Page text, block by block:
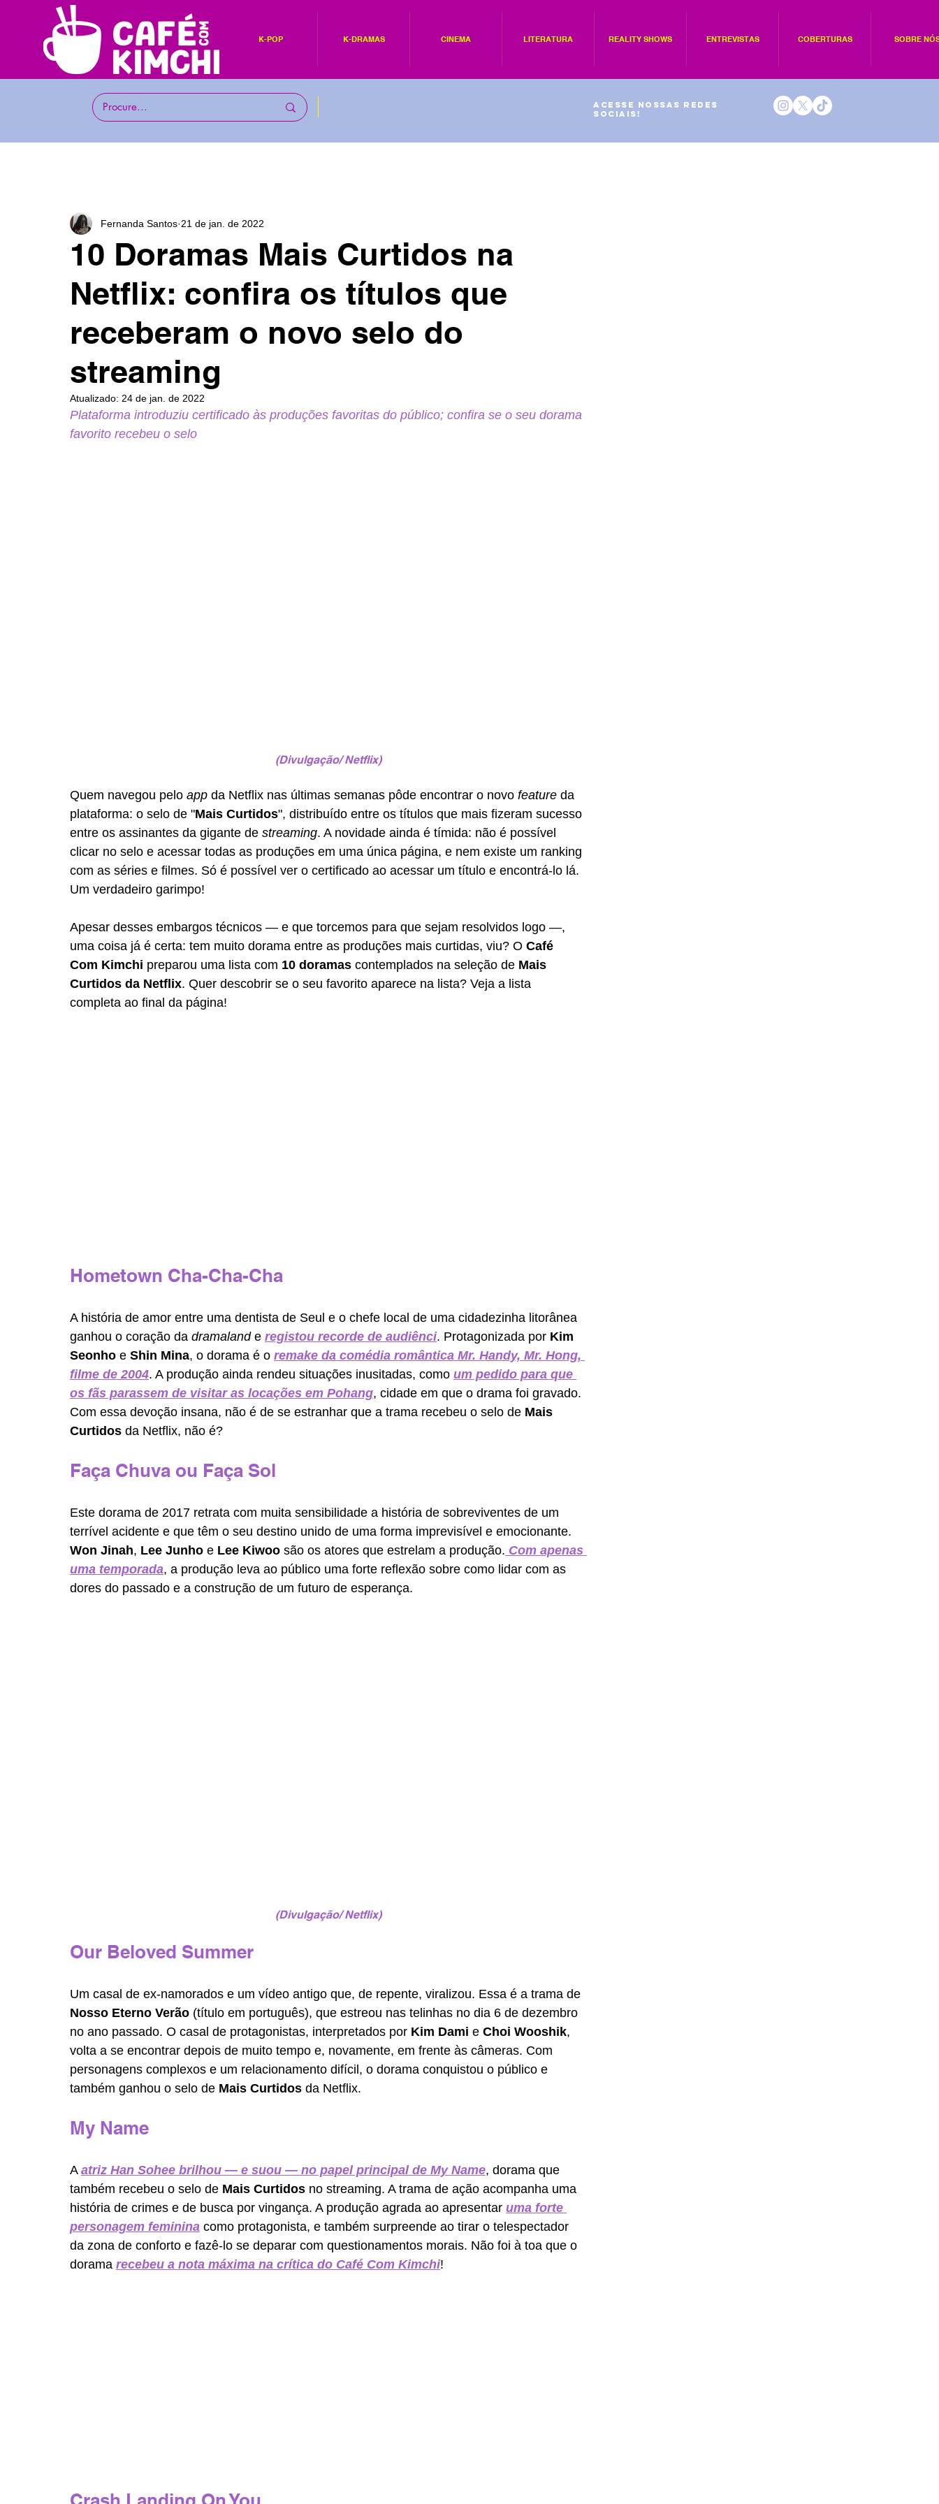
K-POP K-DRAMAS CINEMA LITERATURA REALITY SHOWS ENTREVISTAS COBERTURAS SOBRE
Acesse nossas redes
sociais!
10 Doramas Mais Curtidos na
Netflix: confira os títulos que
receberam o novo selo do
streaming
Fernanda Santos 21 de jan. de 2022
Atualizado: 24 de jan. de 2022
Plataforma introduziu certificado às produções favoritas do público; confira se o seu dorama
favorito recebeu o selo
(Divulgação/ Netflix)
Quem navegou pelo app da Netflix nas últimas semanas pôde encontrar o novo feature da
plataforma: o selo de "Mais Curtidos", distribuído entre os títulos que mais fizeram sucesso
entre os assinantes da gigante de streaming. A novidade ainda é tímida: não é possível
clicar no selo e acessar todas as produções em uma única página, e nem existe um ranking
com as séries e filmes. Só é possível ver o certificado ao acessar um título e encontrá-lo lá.
Um verdadeiro garimpo!
Apesar desses embargos técnicos — e que torcemos para que sejam resolvidos logo —,
uma coisa já é certa: tem muito dorama entre as produções mais curtidas, viu? O Café
Com Kimchi preparou uma lista com 10 doramas contemplados na seleção de Mais
Curtidos da Netflix. Quer descobrir se o seu favorito aparece na lista? Veja a lista
completa ao final da página!
Hometown Cha-Cha-Cha
A história de amor entre uma dentista de Seul e o chefe local de uma cidadezinha litorânea
ganhou o coração da dramaland e registou recorde de audiênci. Protagonizada por Kim
Seonho e Shin Mina, o dorama é o remake da comédia romântica Mr. Handy, Mr. Hong,
filme de 2004. A produção ainda rendeu situações inusitadas, como um pedido para que
os fãs parassem de visitar as locações em Pohang, cidade em que o drama foi gravado.
Com essa devoção insana, não é de se estranhar que a trama recebeu o selo de Mais
Curtidos da Netflix, não é?
Faça Chuva ou Faça Sol
Este dorama de 2017 retrata com muita sensibilidade a história de sobreviventes de um
terrível acidente e que têm o seu destino unido de uma forma imprevisível e emocionante.
Won Jinah, Lee Junho e Lee Kiwoo são os atores que estrelam a produção. Com apenas
uma temporada, a produção leva ao público uma forte reflexão sobre como lidar com as
dores do passado e a construção de um futuro de esperança.
(Divulgação/ Netflix)
Our Beloved Summer
Um casal de ex-namorados e um vídeo antigo que, de repente, viralizou. Essa é a trama de
Nosso Eterno Verão (título em português), que estreou nas telinhas no dia 6 de dezembro
no ano passado. O casal de protagonistas, interpretados por Kim Dami e Choi Wooshik,
volta a se encontrar depois de muito tempo e, novamente, em frente às câmeras. Com
personagens complexos e um relacionamento difícil, o dorama conquistou o público e
também ganhou o selo de Mais Curtidos da Netflix.
My Name
A atriz Han Sohee brilhou — e suou — no papel principal de My Name, dorama que
também recebeu o selo de Mais Curtidos no streaming. A trama de ação acompanha uma
história de crimes e de busca por vingança. A produção agrada ao apresentar uma forte
personagem feminina como protagonista, e também surpreende ao tirar o telespectador
da zona de conforto e fazê-lo se deparar com questionamentos morais. Não foi à toa que o
dorama recebeu a nota máxima na crítica do Café Com Kimchi!